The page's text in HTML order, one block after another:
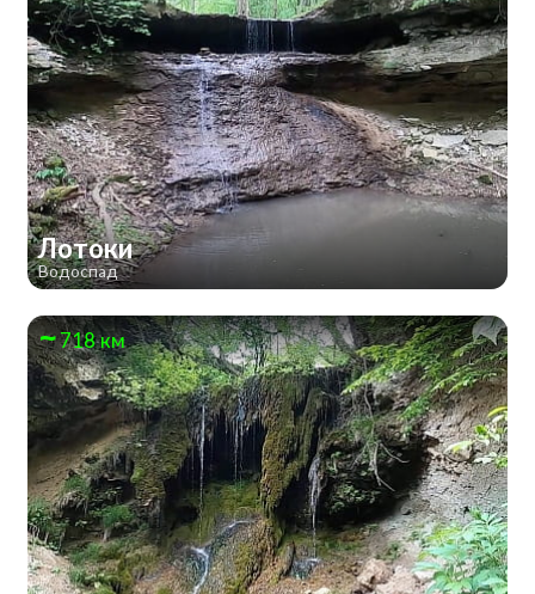
Лотоки
Водоспад
718 км